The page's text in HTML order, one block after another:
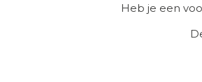
Heb je een